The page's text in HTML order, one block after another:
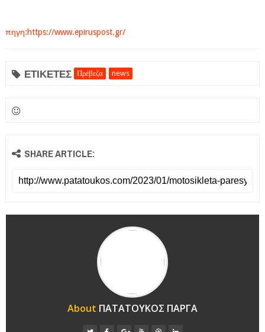
πηγη:https://www.epiruspost.gr/
ΕΤΙΚΕΤΕΣ Πρέβεζα news
SHARE ARTICLE:
About ΠΑΤΑΤΟΥΚΟΣ ΠΑΡΓΑ